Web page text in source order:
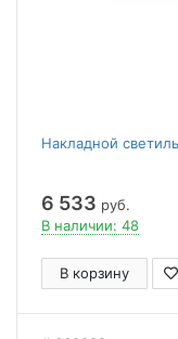
Накладной
6 533 руб.
В наличии: 48
В корзину